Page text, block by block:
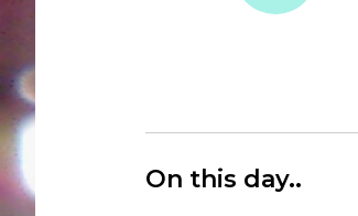
On this day..